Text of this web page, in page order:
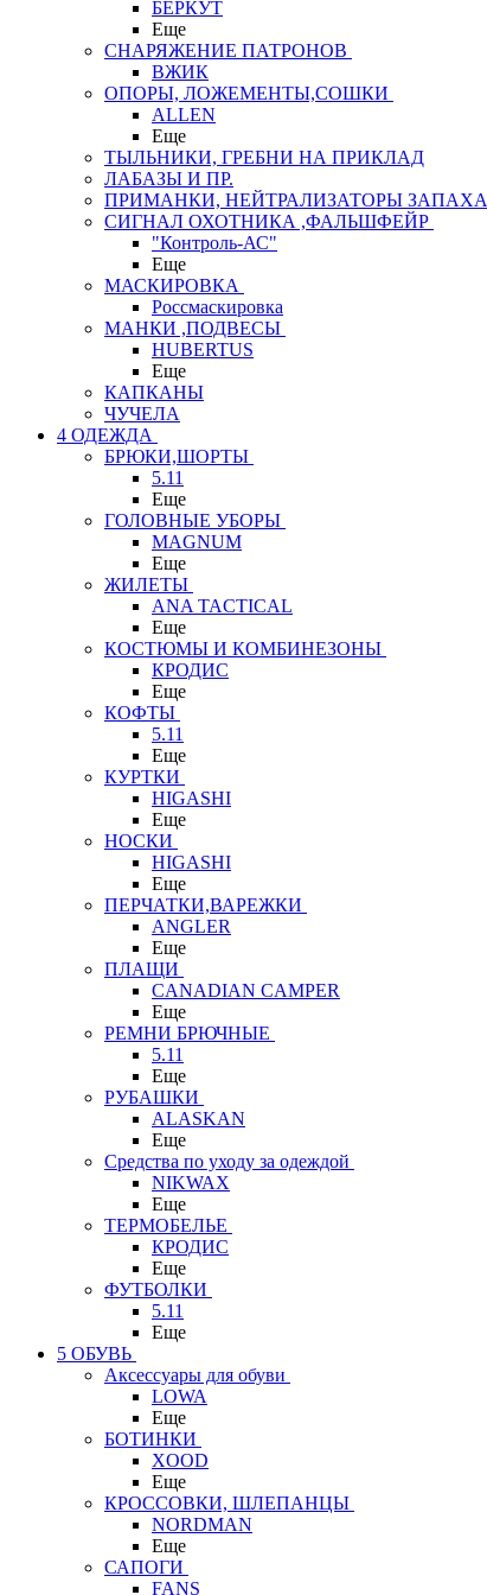
БЕРКУТ
Еще
СНАРЯЖЕНИЕ ПАТРОНОВ
ВЖИК
ОПОРЫ, ЛОЖЕМЕНТЫ,СОШКИ
ALLEN
Еще
ТЫЛЬНИКИ, ГРЕБНИ НА ПРИКЛАД
ЛАБАЗЫ И ПР.
ПРИМАНКИ, НЕЙТРАЛИЗАТОРЫ ЗАПАХА
СИГНАЛ ОХОТНИКА ,ФАЛЬШФЕЙР
"Контроль-АС"
Еще
МАСКИРОВКА
Россмаскировка
МАНКИ ,ПОДВЕСЫ
HUBERTUS
Еще
КАПКАНЫ
ЧУЧЕЛА
4 ОДЕЖДА
БРЮКИ,ШОРТЫ
5.11
Еще
ГОЛОВНЫЕ УБОРЫ
MAGNUM
Еще
ЖИЛЕТЫ
ANA TACTICAL
Еще
КОСТЮМЫ И КОМБИНЕЗОНЫ
КРОДИС
Еще
КОФТЫ
5.11
Еще
КУРТКИ
HIGASHI
Еще
НОСКИ
HIGASHI
Еще
ПЕРЧАТКИ,ВАРЕЖКИ
ANGLER
Еще
ПЛАЩИ
CANADIAN CAMPER
Еще
РЕМНИ БРЮЧНЫЕ
5.11
Еще
РУБАШКИ
ALASKAN
Еще
Средства по уходу за одеждой
NIKWAX
Еще
ТЕРМОБЕЛЬЕ
КРОДИС
Еще
ФУТБОЛКИ
5.11
Еще
5 ОБУВЬ
Аксессуары для обуви
LOWA
Еще
БОТИНКИ
XOOD
Еще
КРОССОВКИ, ШЛЕПАНЦЫ
NORDMAN
Еще
САПОГИ
FANS